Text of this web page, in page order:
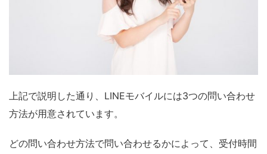
上記で説明した通り、LINEモバイルには3つの問い合わせ
方法が用意されています。
どの問い合わせ方法で問い合わせるかによって、受付時間